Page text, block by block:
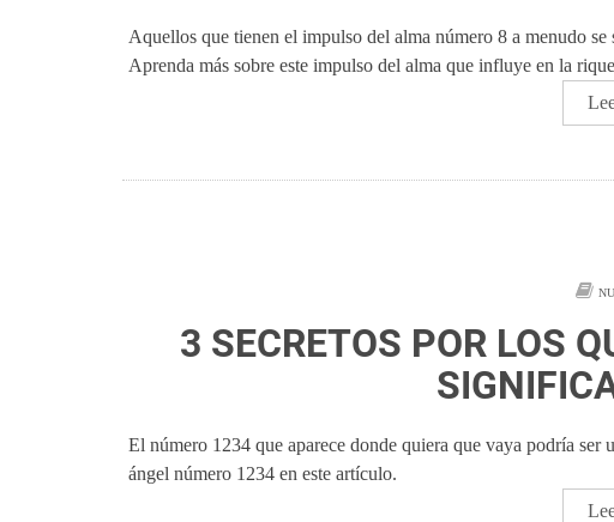
Aquellos que tienen el impulso del alma número 8 a menudo
Aprenda más sobre este impulso del alma que influye en la
3 SECRETOS POR LOS
El número 1234 que aparece donde quiera que vaya podría
ángel número 1234 en este artículo.